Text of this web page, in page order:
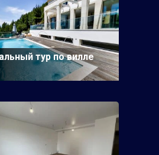
тур по вилле